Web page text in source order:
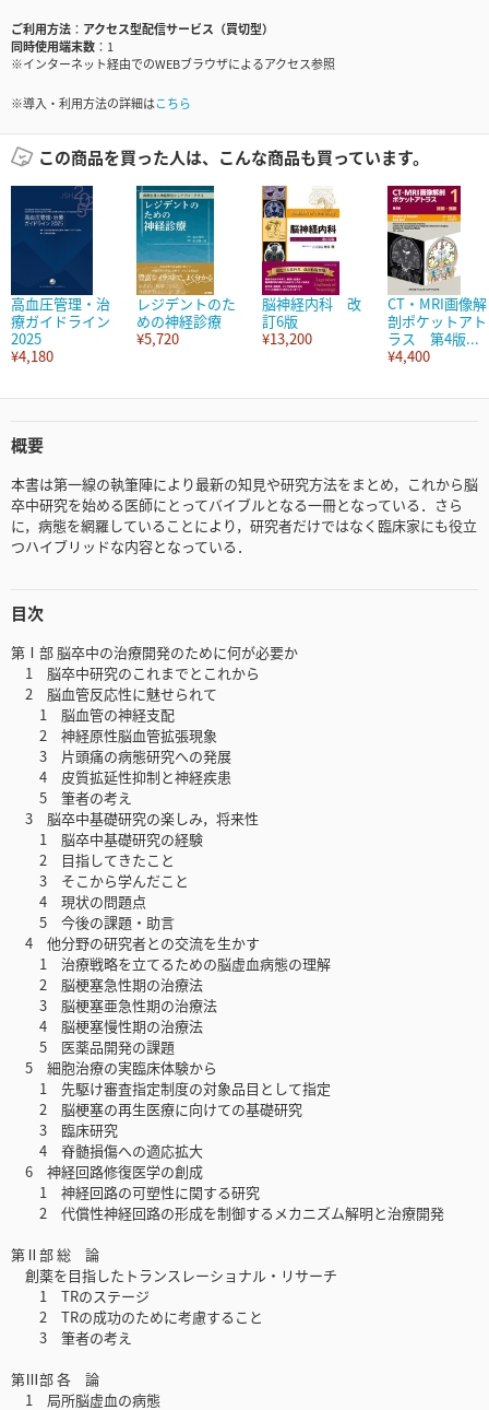
ご利用方法
アクセス型配信サービス（買切型）
同時使用端末数
1
※インターネット経由でのWEBブラウザによるアクセス参照
※導入・利用方法の詳細はこちら
この商品を買った人は、こんな商品も買っています。
高血圧管理・治
療ガイドライン
2025
¥4,180
レジデントのた
めの神経診療
¥5,720
脳神経内科 改
訂6版
¥13,200
CT・MRI画像解
剖ポケットアト
ラス 第4版...
¥4,400
概要
本書は第一線の執筆陣により最新の知見や研究方法をまとめ，これから脳
卒中研究を始める医師にとってバイブルとなる一冊となっている．さら
に，病態を網羅していることにより，研究者だけではなく臨床家にも役立
つハイブリッドな内容となっている．
目次
第Ⅰ部 脳卒中の治療開発のために何が必要か
1 脳卒中研究のこれまでとこれから
2 脳血管反応性に魅せられて
1 脳血管の神経支配
2 神経原性脳血管拡張現象
3 片頭痛の病態研究への発展
4 皮質拡延性抑制と神経疾患
5 筆者の考え
3 脳卒中基礎研究の楽しみ，将来性
1 脳卒中基礎研究の経験
2 目指してきたこと
3 そこから学んだこと
4 現状の問題点
5 今後の課題・助言
4 他分野の研究者との交流を生かす
1 治療戦略を立てるための脳虚血病態の理解
2 脳梗塞急性期の治療法
3 脳梗塞亜急性期の治療法
4 脳梗塞慢性期の治療法
5 医薬品開発の課題
5 細胞治療の実臨床体験から
1 先駆け審査指定制度の対象品目として指定
2 脳梗塞の再生医療に向けての基礎研究
3 臨床研究
4 脊髄損傷への適応拡大
6 神経回路修復医学の創成
1 神経回路の可塑性に関する研究
2 代償性神経回路の形成を制御するメカニズム解明と治療開発
第Ⅱ部 総 論
創薬を目指したトランスレーショナル・リサーチ
1 TRのステージ
2 TRの成功のために考慮すること
3 筆者の考え
第Ⅲ部 各 論
1 局所脳虚血の病態